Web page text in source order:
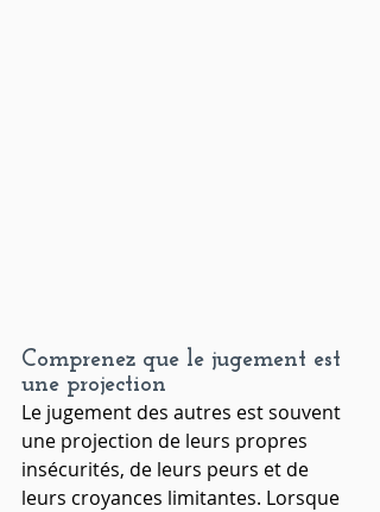
Comprenez que le jugement est
une projection
Le jugement des autres est souvent
une projection de leurs propres
insécurités, de leurs peurs et de
leurs croyances limitantes. Lorsque